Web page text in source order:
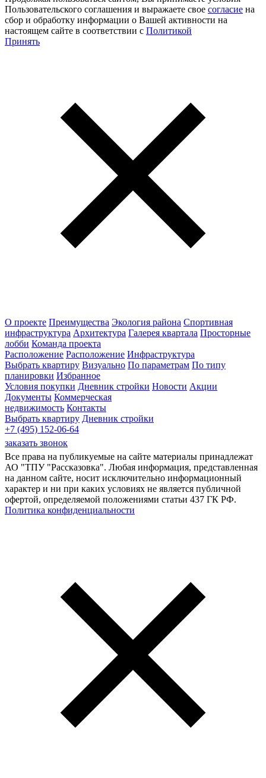
Пользовательского соглашения и выражаете свое согласие на
сбор и обработку информации о Вашей активности на
настоящем сайте в соответствии с Политикой
Принять
О проекте Преимущества Экология района Спортивная
инфраструктура Архитектура Галерея квартала Просторные
лобби Команда проекта
Расположение Расположение Инфраструктура
Выбрать квартиру Визуально По параметрам По типу
планировки Избранное
Условия покупки Дневник стройки Новости Акции
Документы Коммерческая
недвижимость Контакты
Выбрать квартиру Дневник стройки
+7 (495) 152-06-64
заказать звонок
Все права на публикуемые на сайте материалы принадлежат
АО "ТПУ "Рассказовка". Любая информация, представленная
на данном сайте, носит исключительно информационный
характер и ни при каких условиях не является публичной
офертой, определяемой положениями статьи 437 ГК РФ.
Политика конфиденциальности